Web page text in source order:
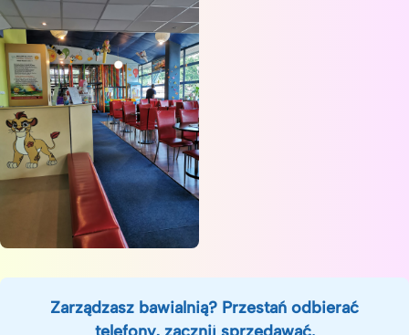
Zarządzasz bawialnią? Przestań odbierać